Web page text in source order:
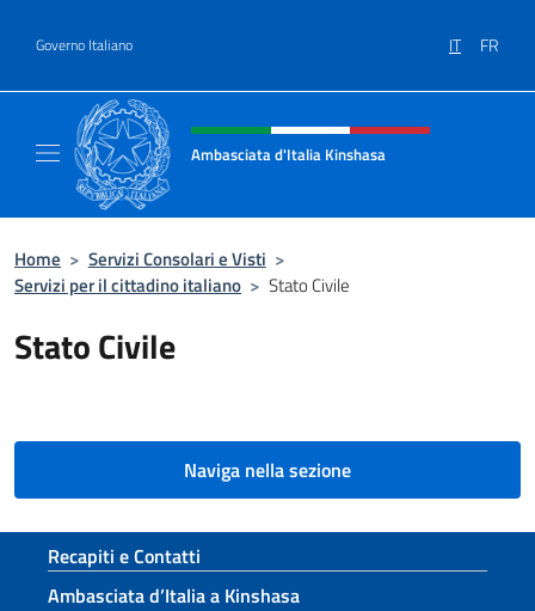
Governo Italiano IT FR
Intestazione sito, social e menù
Ambasciata d'Italia Kinshasa
Home > Servizi Consolari e Visti >
Servizi per il cittadino italiano > Stato Civile
Stato Civile
Naviga nella sezione
Sezione footer
Recapiti e Contatti
Ambasciata d’Italia a Kinshasa